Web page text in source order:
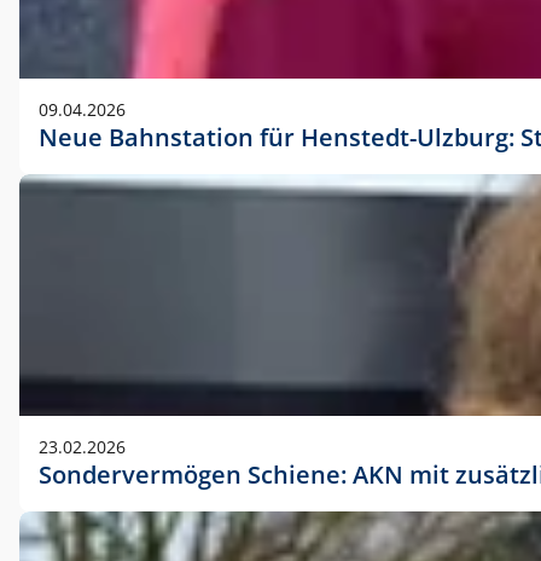
09.04.2026
Neue Bahnstation für Henstedt-Ulzburg:
23.02.2026
Sondervermögen Schiene: AKN mit